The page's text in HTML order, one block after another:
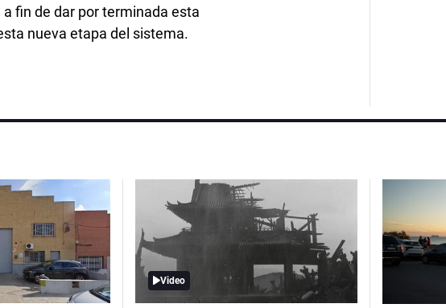
fin de dar por terminada esta
nueva etapa del sistema.
Video